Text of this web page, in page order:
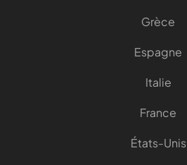
Grèce
Espagne
Italie
France
États-Unis